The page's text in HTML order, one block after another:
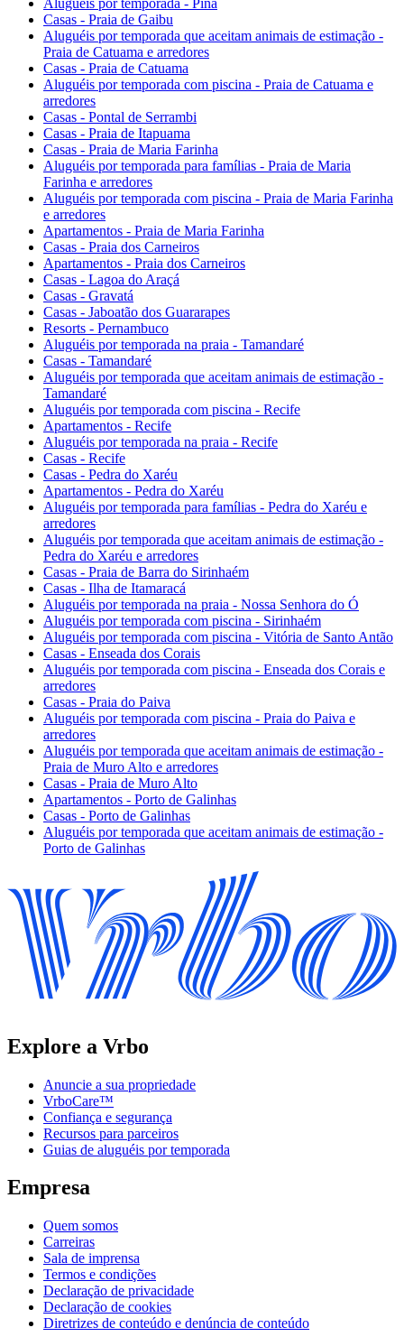
Casas - Praia de Gaibu
Aluguéis por temporada que aceitam animais de estimação -
Praia de Catuama e arredores
Casas - Praia de Catuama
Aluguéis por temporada com piscina - Praia de Catuama e
arredores
Casas - Pontal de Serrambi
Casas - Praia de Itapuama
Casas - Praia de Maria Farinha
Aluguéis por temporada para famílias - Praia de Maria
Farinha e arredores
Aluguéis por temporada com piscina - Praia de Maria Farinha
e arredores
Apartamentos - Praia de Maria Farinha
Casas - Praia dos Carneiros
Apartamentos - Praia dos Carneiros
Casas - Lagoa do Araçá
Casas - Gravatá
Casas - Jaboatão dos Guararapes
Resorts - Pernambuco
Aluguéis por temporada na praia - Tamandaré
Casas - Tamandaré
Aluguéis por temporada que aceitam animais de estimação -
Tamandaré
Aluguéis por temporada com piscina - Recife
Apartamentos - Recife
Aluguéis por temporada na praia - Recife
Casas - Recife
Casas - Pedra do Xaréu
Apartamentos - Pedra do Xaréu
Aluguéis por temporada para famílias - Pedra do Xaréu e
arredores
Aluguéis por temporada que aceitam animais de estimação -
Pedra do Xaréu e arredores
Casas - Praia de Barra do Sirinhaém
Casas - Ilha de Itamaracá
Aluguéis por temporada na praia - Nossa Senhora do Ó
Aluguéis por temporada com piscina - Sirinhaém
Aluguéis por temporada com piscina - Vitória de Santo Antão
Casas - Enseada dos Corais
Aluguéis por temporada com piscina - Enseada dos Corais e
arredores
Casas - Praia do Paiva
Aluguéis por temporada com piscina - Praia do Paiva e
arredores
Aluguéis por temporada que aceitam animais de estimação -
Praia de Muro Alto e arredores
Casas - Praia de Muro Alto
Apartamentos - Porto de Galinhas
Casas - Porto de Galinhas
Aluguéis por temporada que aceitam animais de estimação -
Porto de Galinhas
Explore a Vrbo
Anuncie a sua propriedade
VrboCare™
Confiança e segurança
Recursos para parceiros
Guias de aluguéis por temporada
Empresa
Quem somos
Carreiras
Sala de imprensa
Termos e condições
Declaração de privacidade
Declaração de cookies
Diretrizes de conteúdo e denúncia de conteúdo